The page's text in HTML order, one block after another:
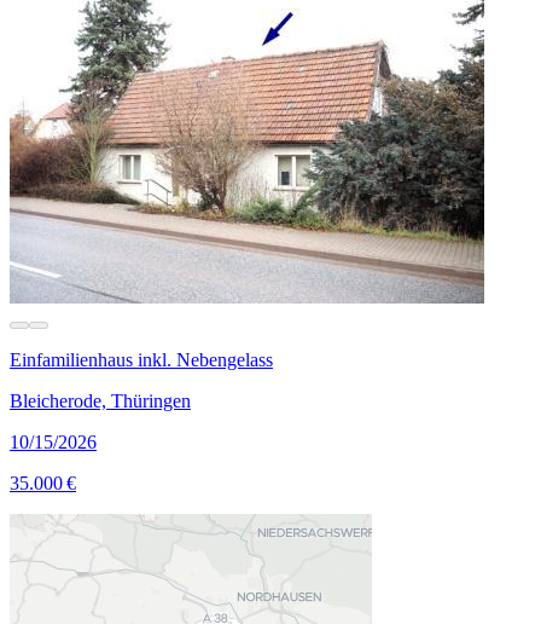
Einfamilienhaus inkl. Nebengelass
Bleicherode, Thüringen
10/15/2026
35.000 €